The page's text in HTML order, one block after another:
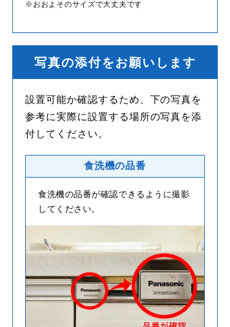
おおよそのサイズで大丈夫です
写真の添付をお願いします
設置可能か確認するため、下の写真を
参考に実際に設置する場所の写真を添
付してください。
食洗機の品番
食洗機の品番が確認できるように撮影
してください。